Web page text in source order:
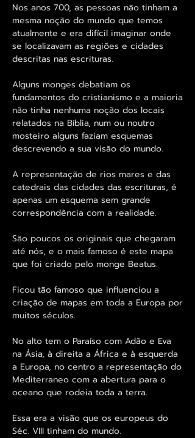
Nos anos 700, as pessoas não tinham a
mesma noção do mundo que temos
atualmente e era difícil imaginar onde
se localizavam as regiões e cidades
descritas nas escrituras.
Alguns monges debatiam os
fundamentos do cristianismo e a maioria
não tinha nenhuma noção dos locais
relatados na Bíblia, num ou noutro
mosteiro alguns faziam esquemas
descrevendo a sua visão do mundo.
A representação de rios mares e das
catedrais das cidades das escrituras, é
apenas um esquema sem grande
correspondência com a realidade.
São poucos os originais que chegaram
até nós, e o mais famoso é este mapa
que foi criado pelo monge Beatus.
Ficou tão famoso que influenciou a
criação de mapas em toda a Europa por
muitos séculos.
No alto tem o Paraíso com Adão e Eva
na Ásia, à direita a África e à esquerda
a Europa, no centro a representação do
Mediterraneo com a abertura para o
oceano que rodeia toda a terra.
Essa era a visão que os europeus do
Séc. VIII tinham do mundo.